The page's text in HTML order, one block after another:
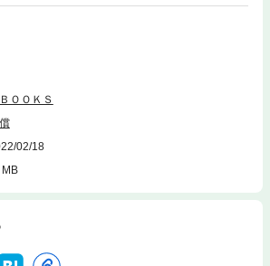
の東京を舞台にした長編ミステリー。
ＯＯＫＳ
02/18